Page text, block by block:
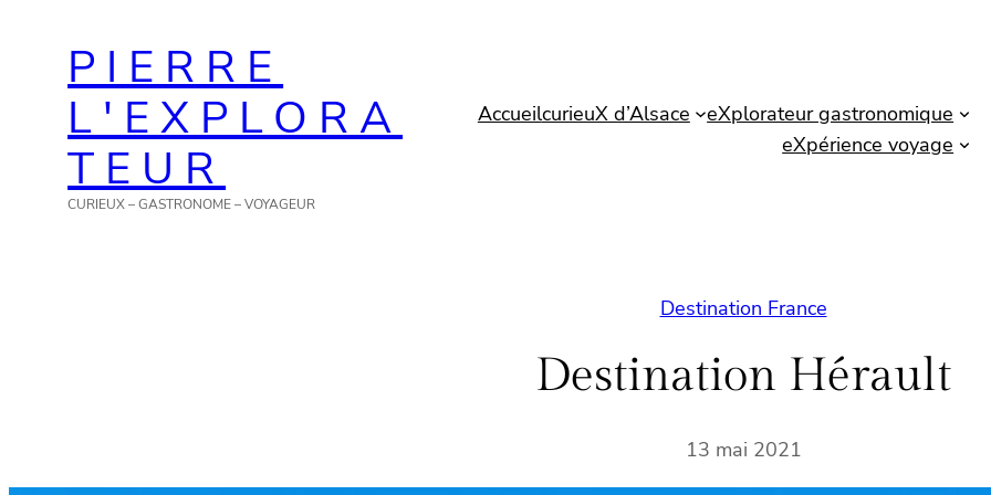
contenuPIERRE
L'EXPLORA
TEUR
CURIEUX – GASTRONOME – VOYAGEUR
AccueilcurieuX d’Alsace
eXplorateur gastronomique
eXpérience voyage
Destination France
Destination Hérault
13 mai 2021